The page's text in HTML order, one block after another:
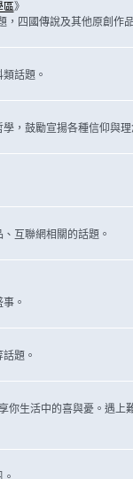
區》
四國傳說及其他原創作
話題。
，鼓勵宣揚各種信仰與理
互聯網相關的話題。
。
題。
你生活中的喜與憂。遇上